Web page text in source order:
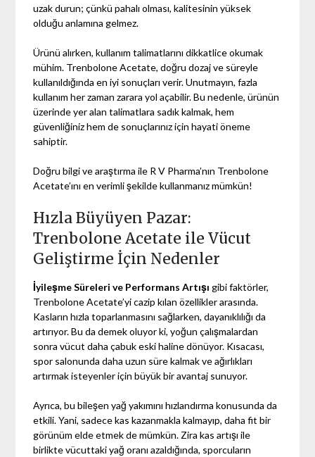
uzak durun; çünkü pahalı olması, kalitesinin yüksek
olduğu anlamına gelmez.
Ürünü alırken, kullanım talimatlarını dikkatlice okumak
mühim. Trenbolone Acetate, doğru dozaj ve süreyle
kullanıldığında en iyi sonuçları verir. Unutmayın, fazla
kullanım her zaman zarara yol açabilir. Bu nedenle, ürünün
üzerinde yer alan talimatlara sadık kalmak, hem
güvenliğiniz hem de sonuçlarınız için hayati öneme
sahiptir.
Doğru bilgi ve araştırma ile R V Pharma’nın Trenbolone
Acetate’ını en verimli şekilde kullanmanız mümkün!
Hızla Büyüyen Pazar:
Trenbolone Acetate ile Vücut
Geliştirme İçin Nedenler
İyileşme Süreleri ve Performans Artışı gibi faktörler,
Trenbolone Acetate’yi cazip kılan özellikler arasında.
Kasların hızla toparlanmasını sağlarken, dayanıklılığı da
artırıyor. Bu da demek oluyor ki, yoğun çalışmalardan
sonra vücut daha çabuk eski haline dönüyor. Kısacası,
spor salonunda daha uzun süre kalmak ve ağırlıkları
artırmak isteyenler için büyük bir avantaj sunuyor.
Ayrıca, bu bileşen yağ yakımını hızlandırma konusunda da
etkili. Yani, sadece kas kazanmakla kalmayıp, daha fit bir
görünüm elde etmek de mümkün. Zira kas artışı ile
birlikte vücuttaki yağ oranı azaldığında, sporcuların